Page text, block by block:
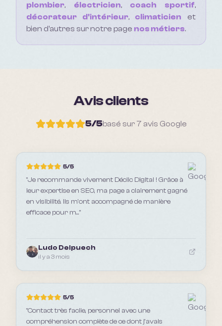
plombier, électricien, coach sportif,
décorateur d'intérieur, climaticien
et
bien d'autres sur notre page nos métiers.
Avis clients
5/5basé sur 7 avis Google
5/5
"Je recommande vivement Déclic Digital ! Grâce à
leur expertise en SEO, ma page a clairement gagné
en visibilité. Ils m’ont accompagné de manière
efficace pour m..."
Ludo Delpuech
il y a 3 mois
5/5
"Contact très facile, personnel avec une
compréhension complète de ce dont j'avais